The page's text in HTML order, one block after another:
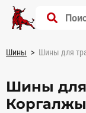
Шины Шины для
Шины для